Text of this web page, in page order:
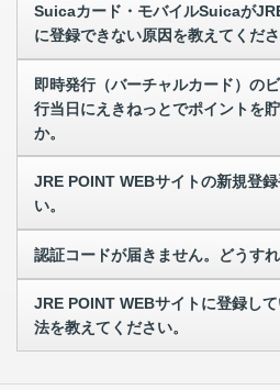
Suicaカード・モバイルSuicaが
に登録できない原因を教えてくだ
即時発行（バーチャルカード）の
行当日にえきねっとでポイントを
か。
JRE POINT WEBサイトの新規登
い。
認証コードが届きません。どうす
JRE POINT WEBサイトに登録し
法を教えてください。